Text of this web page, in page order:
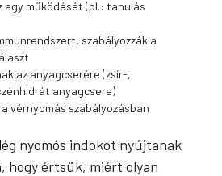
agy működését (pl.: tanulás
szabályozzák a
az anyagcserére (zsír-,
anyagcsere)
vérnyomás szabályozásban
nyomós indokot nyújtanak
hogy értsük, miért olyan